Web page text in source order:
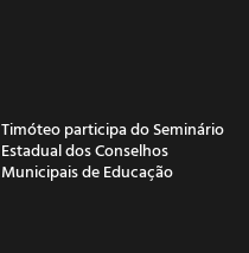
Timóteo participa do Seminário
Estadual dos Conselhos
Municipais de Educação